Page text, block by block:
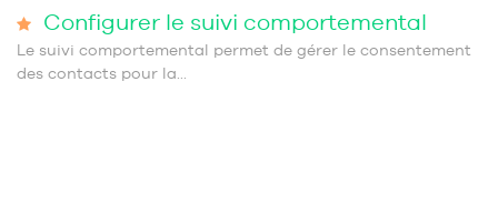
Configurer le suivi comportemental
Le suivi comportemental permet de gérer le consentement
des contacts pour la...